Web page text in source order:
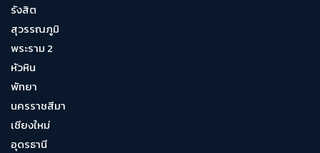
รังสิต
สุวรรณภูมิ
พระราม 2
หัวหิน
พัทยา
นครราชสีมา
เชียงใหม่
อุดรธานี